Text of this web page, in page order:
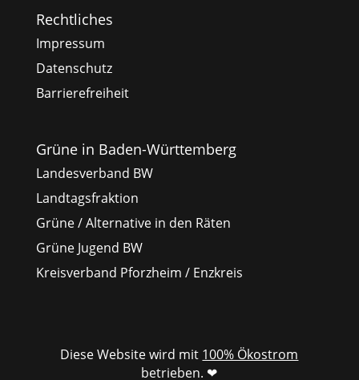
Rechtliches
Impressum
Datenschutz
Barrierefreiheit
Grüne in Baden-Württemberg
Landesverband BW
Landtagsfraktion
Grüne / Alternative in den Räten
Grüne Jugend BW
Kreisverband Pforzheim / Enzkreis
Diese Website wird mit 100% Ökostrom
betrieben. ❤